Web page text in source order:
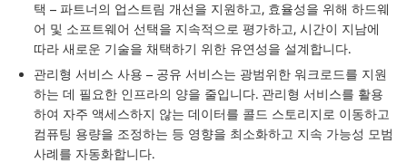
택 – 파트너의 업스트림 개선을 지원하고, 효율성을 위해 하드웨
어 및 소프트웨어 선택을 지속적으로 평가하고, 시간이 지남에
따라 새로운 기술을 채택하기 위한 유연성을 설계합니다.
관리형 서비스 사용 – 공유 서비스는 광범위한 워크로드를 지원
하는 데 필요한 인프라의 양을 줄입니다. 관리형 서비스를 활용
하여 자주 액세스하지 않는 데이터를 콜드 스토리지로 이동하고
컴퓨팅 용량을 조정하는 등 영향을 최소화하고 지속 가능성 모범
사례를 자동화합니다.